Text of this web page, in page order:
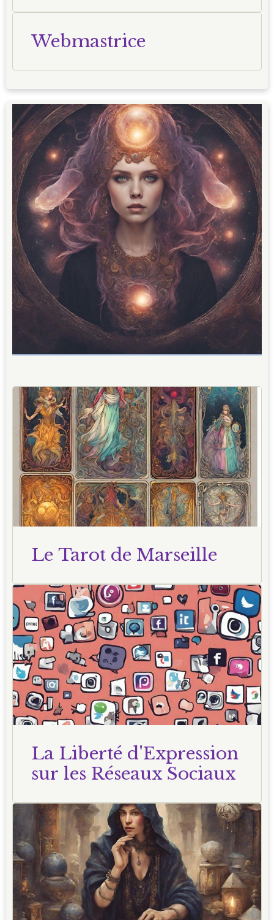
Webmastrice
Le Tarot de Marseille
La Liberté d'Expression
sur les Réseaux Sociaux